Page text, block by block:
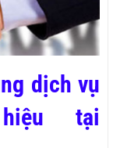
dịch vụ
tại